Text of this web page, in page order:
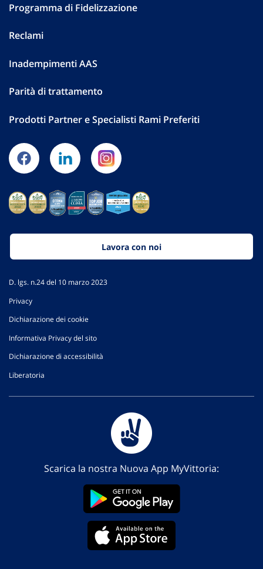
Programma di Fidelizzazione
Reclami
Inadempimenti AAS
Parità di trattamento
Prodotti Partner e Specialisti Rami Preferiti
Lavora con noi
D. lgs. n.24 del 10 marzo 2023
Privacy
Dichiarazione dei cookie
Informativa Privacy del sito
Dichiarazione di accessibilità
Liberatoria
Scarica la nostra Nuova App MyVittoria: